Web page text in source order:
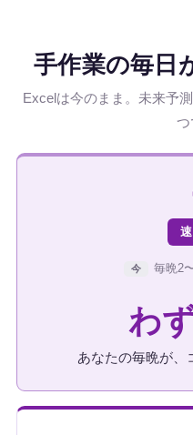
手作業の毎日
Excelは今のまま。未来予
つ
今 毎晩2
わ
あなたの毎晩が、